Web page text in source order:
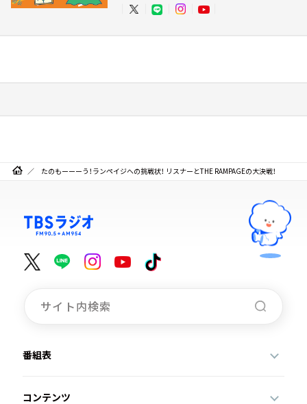
たのもーーーう！ランペイジへの挑戦状！ リスナーとTHE RAMPAGEの大決戦！
番組表
コンテンツ